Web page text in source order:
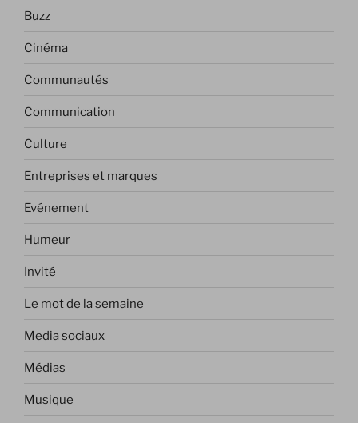
Buzz
Cinéma
Communautés
Communication
Culture
Entreprises et marques
Evénement
Humeur
Invité
Le mot de la semaine
Media sociaux
Médias
Musique